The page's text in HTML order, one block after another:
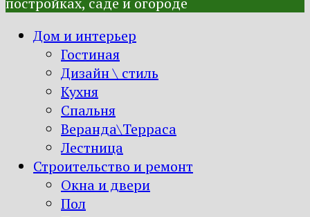
Дом и интерьер
Гостиная
Дизайн \ стиль
Кухня
Спальня
Веранда\Терраса
Лестница
Строительство и ремонт
Окна и двери
Пол